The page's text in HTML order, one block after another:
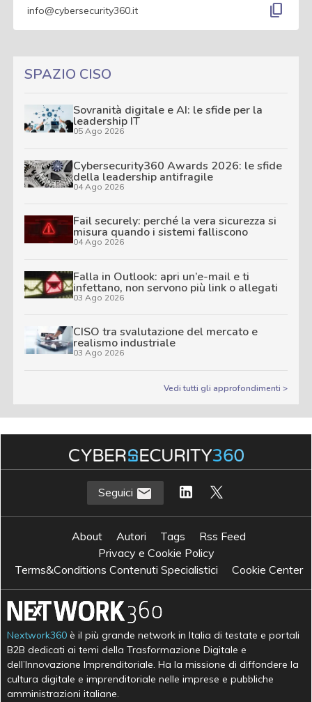
info@cybersecurity360.it content_copy
SPAZIO CISO
Sovranità digitale e AI: le sfide per la
leadership IT
05 Ago 2026
Cybersecurity360 Awards 2026: le sfide
della leadership antifragile
04 Ago 2026
Fail securely: perché la vera sicurezza si
misura quando i sistemi falliscono
04 Ago 2026
Falla in Outlook: apri un’e-mail e ti
infettano, non servono più link o allegati
03 Ago 2026
CISO tra svalutazione del mercato e
realismo industriale
03 Ago 2026
Vedi tutti gli approfondimenti >
Seguici
About Autori Tags
Rss Feed
Privacy e Cookie Policy
Terms&Conditions Contenuti Specialistici
Cookie Center
Nextwork360 è il più grande network in Italia di testate e portali
B2B dedicati ai temi della Trasformazione Digitale e
dell’Innovazione Imprenditoriale. Ha la missione di diffondere la
cultura digitale e imprenditoriale nelle imprese e pubbliche
amministrazioni italiane.